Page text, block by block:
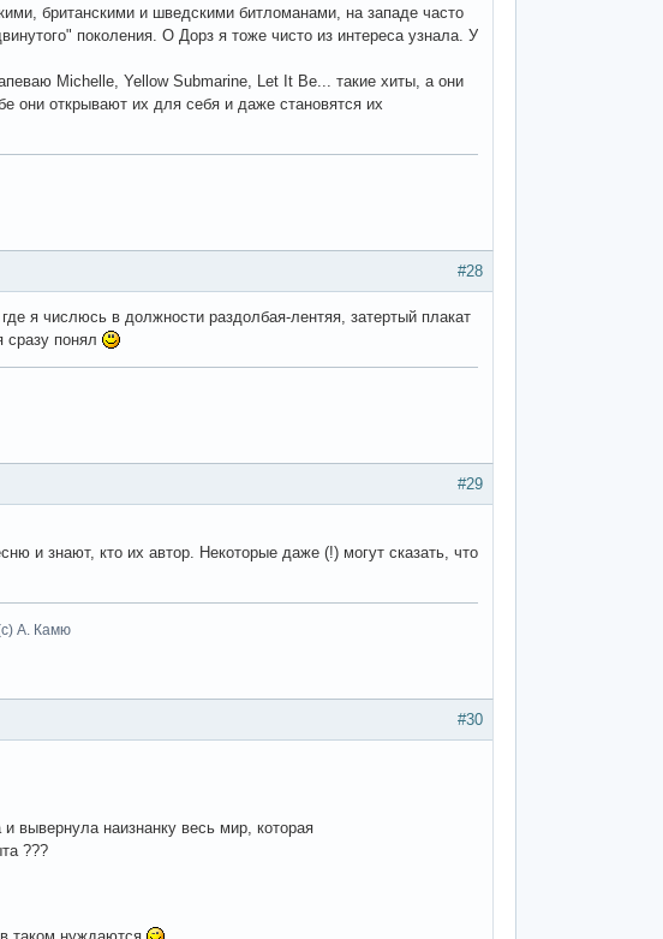
британскими и шведскими битломанами, на западе часто
поколения. О Дорз я тоже чисто из интереса узнала. У
Michelle, Yellow Submarine, Let It Be... такие хиты, а они
они открывают их для себя и даже становятся их
#28
я числюсь в должности раздолбая-лентяя, затертый плакат
сразу понял
#29
и знают, кто их автор. Некоторые даже (!) могут сказать, что
А. Камю
#30
вывернула наизнанку весь мир, которая
???